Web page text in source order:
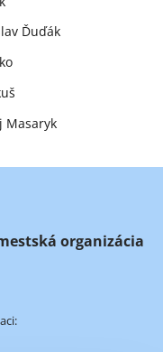
Ďuďák
Masaryk
organizácia